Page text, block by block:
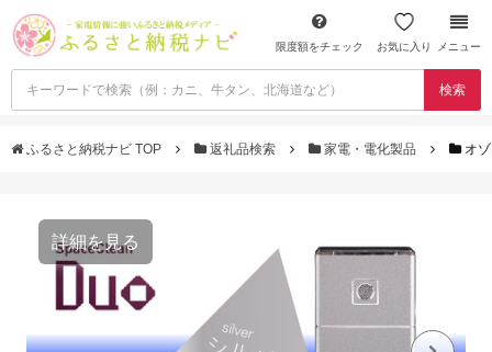
限度額をチェック お気に入り メニュー
検索
ふるさと納税ナビ TOP 返礼品検索 家電・電化製品 オ
詳細を見る